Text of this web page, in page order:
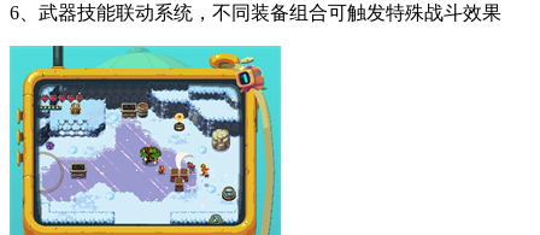
6、武器技能联动系统，不同装备组合可触发特殊战斗效果